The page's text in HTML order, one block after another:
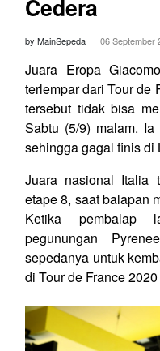
Cedera
by MainSepeda 06 September
Juara Eropa
terlempar dari Tour de
tersebut tidak bisa
Sabtu (5/9) malam.
sehingga gagal finis di
Juara nasional Italia
etape 8, saat balapan
Ketika pembalap
pegunungan
sepedanya untuk
di Tour de France